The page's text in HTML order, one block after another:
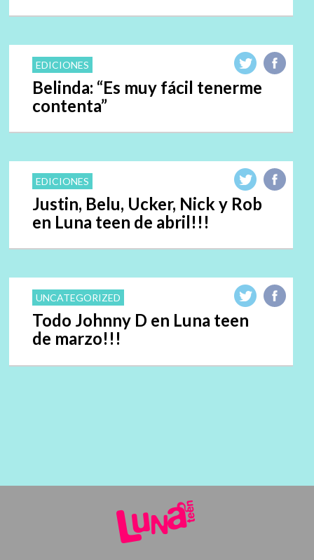
EDICIONES
Belinda: “Es muy fácil tenerme
contenta”
EDICIONES
Justin, Belu, Ucker, Nick y Rob
en Luna teen de abril!!!
UNCATEGORIZED
Todo Johnny D en Luna teen
de marzo!!!